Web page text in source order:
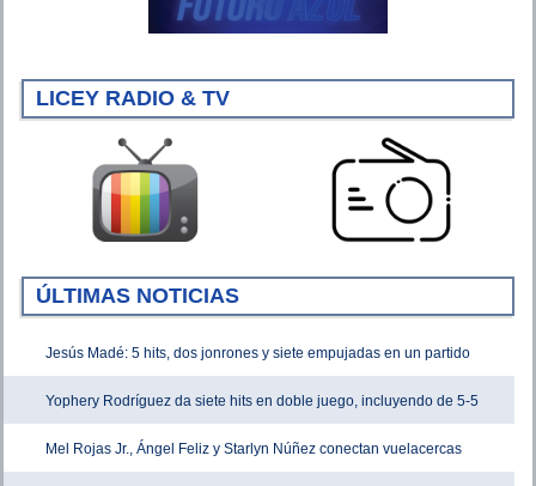
LICEY RADIO & TV
ÚLTIMAS NOTICIAS
Jesús Madé: 5 hits, dos jonrones y siete empujadas en un partido
Yophery Rodríguez da siete hits en doble juego, incluyendo de 5-5
Mel Rojas Jr., Ángel Feliz y Starlyn Núñez conectan vuelacercas